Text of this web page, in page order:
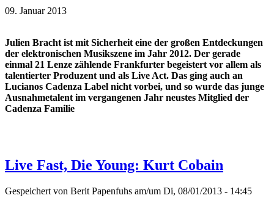
09. Januar 2013
Julien Bracht ist mit Sicherheit eine der großen Entdeckungen
der elektronischen Musikszene im Jahr 2012. Der gerade
einmal 21 Lenze zählende Frankfurter begeistert vor allem als
talentierter Produzent und als Live Act. Das ging auch an
Lucianos Cadenza Label nicht vorbei, und so wurde das junge
Ausnahmetalent im vergangenen Jahr neustes Mitglied der
Cadenza Familie
Live Fast, Die Young: Kurt Cobain
Gespeichert von Berit Papenfuhs am/um Di, 08/01/2013 - 14:45